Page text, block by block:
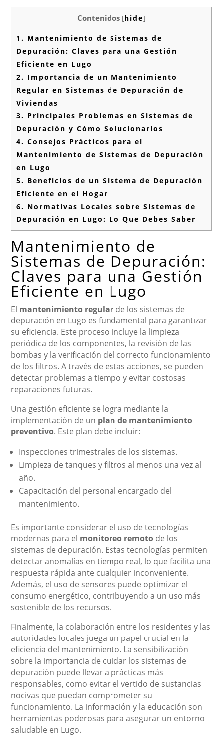
Contenidos [hide]
1. Mantenimiento de Sistemas de
Depuración: Claves para una Gestión
Eficiente en Lugo
2. Importancia de un Mantenimiento
Regular en Sistemas de Depuración de
Viviendas
3. Principales Problemas en Sistemas de
Depuración y Cómo Solucionarlos
4. Consejos Prácticos para el
Mantenimiento de Sistemas de Depuración
en Lugo
5. Beneficios de un Sistema de Depuración
Eficiente en el Hogar
6. Normativas Locales sobre Sistemas de
Depuración en Lugo: Lo Que Debes Saber
Mantenimiento de
Sistemas de Depuración:
Claves para una Gestión
Eficiente en Lugo
El mantenimiento regular de los sistemas de
depuración en Lugo es fundamental para garantizar
su eficiencia. Este proceso incluye la limpieza
periódica de los componentes, la revisión de las
bombas y la verificación del correcto funcionamiento
de los filtros. A través de estas acciones, se pueden
detectar problemas a tiempo y evitar costosas
reparaciones futuras.
Una gestión eficiente se logra mediante la
implementación de un plan de mantenimiento
preventivo. Este plan debe incluir:
Inspecciones trimestrales de los sistemas.
Limpieza de tanques y filtros al menos una vez al
año.
Capacitación del personal encargado del
mantenimiento.
Es importante considerar el uso de tecnologías
modernas para el monitoreo remoto de los
sistemas de depuración. Estas tecnologías permiten
detectar anomalías en tiempo real, lo que facilita una
respuesta rápida ante cualquier inconveniente.
Además, el uso de sensores puede optimizar el
consumo energético, contribuyendo a un uso más
sostenible de los recursos.
Finalmente, la colaboración entre los residentes y las
autoridades locales juega un papel crucial en la
eficiencia del mantenimiento. La sensibilización
sobre la importancia de cuidar los sistemas de
depuración puede llevar a prácticas más
responsables, como evitar el vertido de sustancias
nocivas que puedan comprometer su
funcionamiento. La información y la educación son
herramientas poderosas para asegurar un entorno
saludable en Lugo.